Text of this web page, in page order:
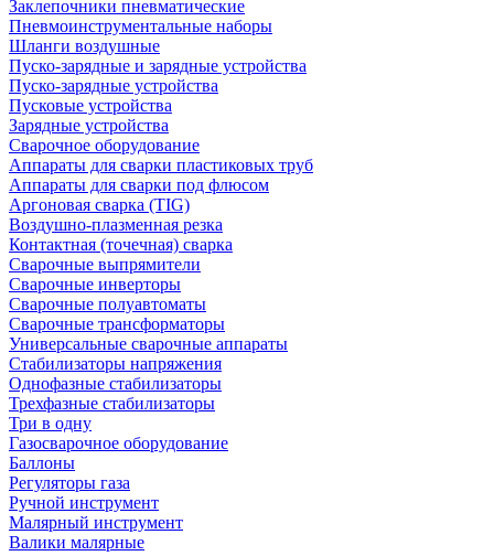
Заклепочники пневматические
Пневмоинструментальные наборы
Шланги воздушные
Пуско-зарядные и зарядные устройства
Пуско-зарядные устройства
Пусковые устройства
Зарядные устройства
Сварочное оборудование
Аппараты для сварки пластиковых труб
Аппараты для сварки под флюсом
Аргоновая сварка (TIG)
Воздушно-плазменная резка
Контактная (точечная) сварка
Сварочные выпрямители
Сварочные инверторы
Сварочные полуавтоматы
Сварочные трансформаторы
Универсальные сварочные аппараты
Стабилизаторы напряжения
Однофазные стабилизаторы
Трехфазные стабилизаторы
Три в одну
Газосварочное оборудование
Баллоны
Регуляторы газа
Ручной инструмент
Малярный инструмент
Валики малярные